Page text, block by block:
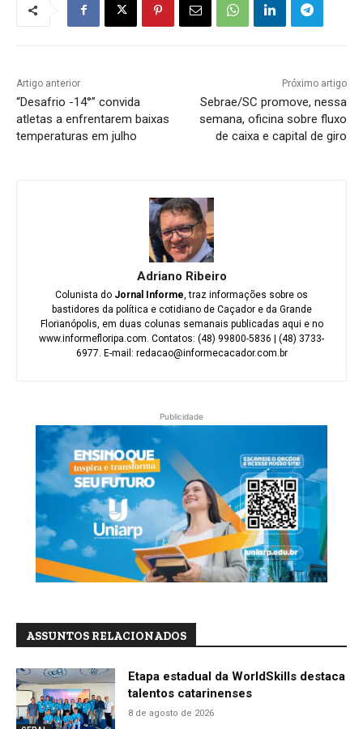
Artigo anterior
“Desafrio -14°” convida
atletas a enfrentarem baixas
temperaturas em julho
Próximo artigo
Sebrae/SC promove, nessa
semana, oficina sobre fluxo
de caixa e capital de giro
Adriano Ribeiro
Colunista do Jornal Informe , traz informações sobre os
bastidores da política e cotidiano de Caçador e da Grande
Florianópolis, em duas colunas semanais publicadas aqui e no
www.informefloripa.com. Contatos: (48) 99800-5836 | (48) 3733-
6977. E-mail: redacao@informecacador.com.br
Publicidade
ASSUNTOS RELACIONADOS
Etapa estadual da WorldSkills destaca
talentos catarinenses
8 de agosto de 2026